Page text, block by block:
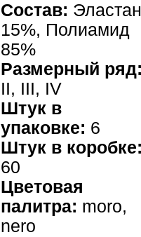
Состав: Эластан
15%, Полиамид
85%
Размерный
II, III, IV
Штук в
упаковке: 6
Штук в
60
Цветовая
палитра: moro,
nero